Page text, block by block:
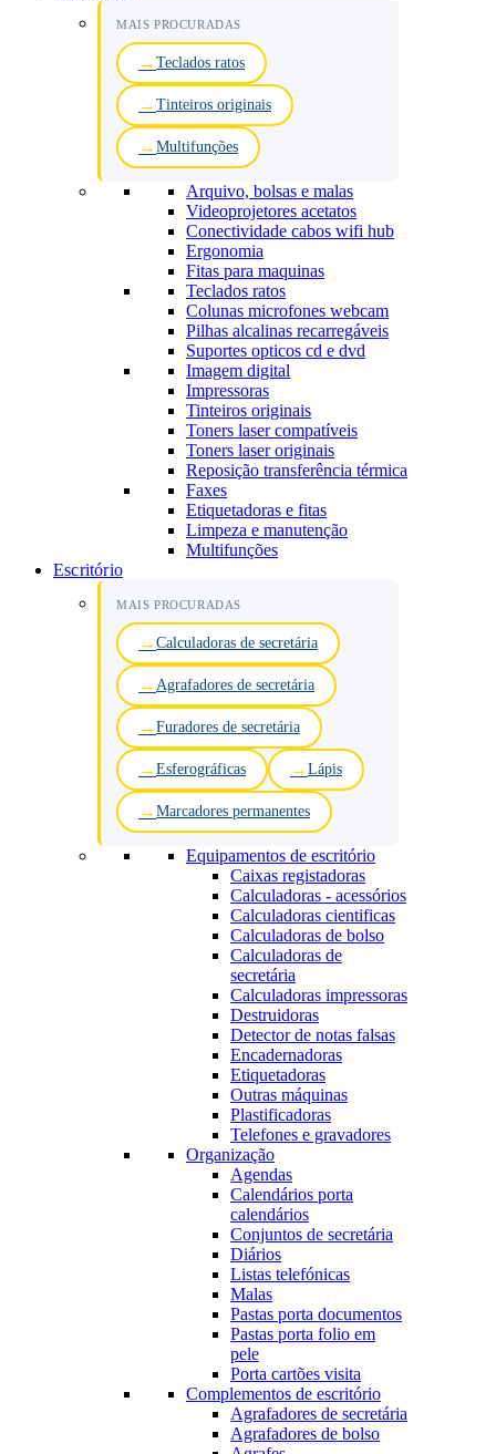
MAIS PROCURADAS
Teclados ratos
Tinteiros originais
Multifunções
Arquivo, bolsas e malas
Videoprojetores acetatos
Conectividade cabos wifi hub
Ergonomia
Fitas para maquinas
Teclados ratos
Colunas microfones webcam
Pilhas alcalinas recarregáveis
Suportes opticos cd e dvd
Imagem digital
Impressoras
Tinteiros originais
Toners laser compatíveis
Toners laser originais
Reposição transferência térmica
Faxes
Etiquetadoras e fitas
Limpeza e manutenção
Multifunções
Escritório
MAIS PROCURADAS
Calculadoras de secretária
Agrafadores de secretária
Furadores de secretária
Esferográficas Lápis
Marcadores permanentes
Equipamentos de escritório
Caixas registadoras
Calculadoras - acessórios
Calculadoras cientificas
Calculadoras de bolso
Calculadoras de
secretária
Calculadoras impressoras
Destruidoras
Detector de notas falsas
Encadernadoras
Etiquetadoras
Outras máquinas
Plastificadoras
Telefones e gravadores
Organização
Agendas
Calendários porta
calendários
Conjuntos de secretária
Diários
Listas telefónicas
Malas
Pastas porta documentos
Pastas porta folio em
pele
Porta cartões visita
Complementos de escritório
Agrafadores de secretária
Agrafadores de bolso